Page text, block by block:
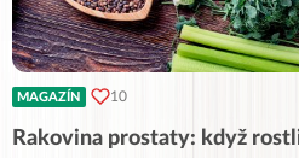
MAGAZÍN 10
Rakovina prostaty: když